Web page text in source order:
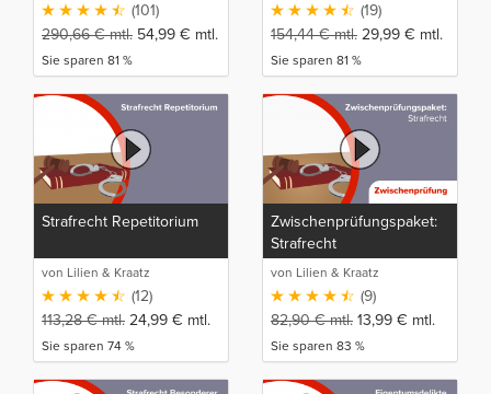
(101)
290,66€mtl. 54,99 € mtl.
Sie sparen 81 %
(19)
154,44€mtl. 29,99 € mtl.
Sie sparen 81 %
Strafrecht Repetitorium
von Lilien & Kraatz
(12)
113,28€mtl. 24,99 € mtl.
Sie sparen 74 %
Zwischenprüfungspaket:
Strafrecht
von Lilien & Kraatz
(9)
82,90€mtl. 13,99 € mtl.
Sie sparen 83 %